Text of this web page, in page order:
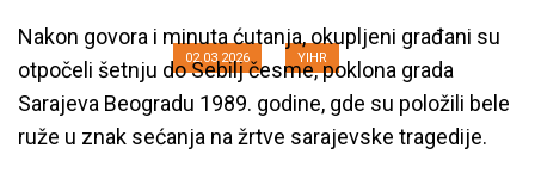
02.03.2026 YIHR
Nakon govora i minuta ćutanja, okupljeni građani su
otpočeli šetnju do Sebilj česme, poklona grada
Sarajeva Beogradu 1989. godine, gde su položili bele
ruže u znak sećanja na žrtve sarajevske tragedije.